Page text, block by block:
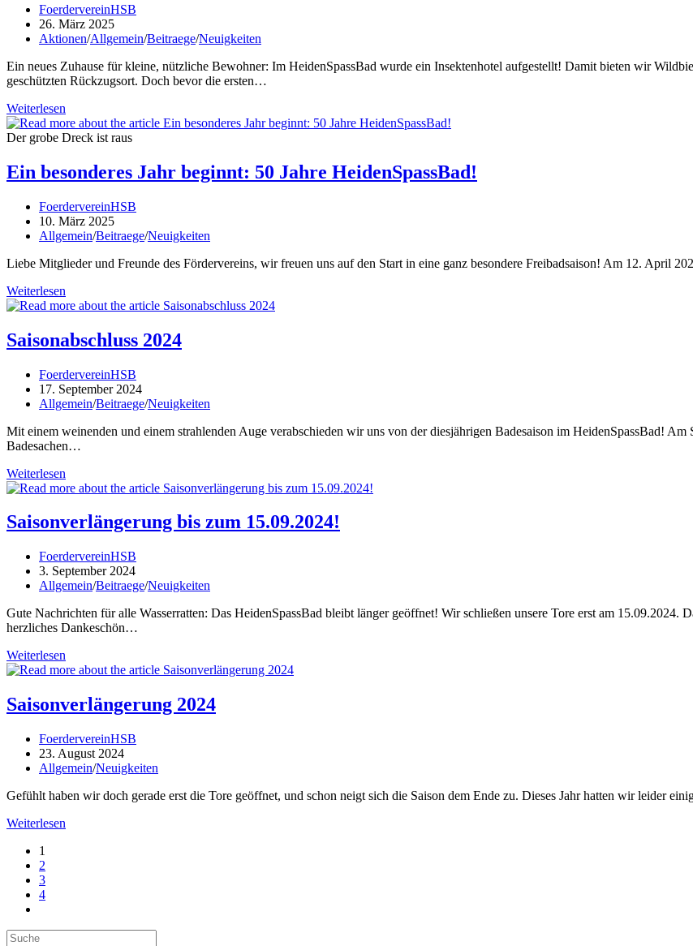
Schwätzchen
mit
den
einfach
dazu
Beitrags-
Autor:
FoerdervereinHSB
Beitrag
veröffentlicht:
26. März 2025
Beitrags-
Aktionen/Allgemein/Beitraege/Neuigkeiten
Ein neues Zuhause für kleine, nützliche Bewohner: Im HeidenSpassBad wurde ein Insektenhotel aufgestellt! Damit bieten wir
geschützten Rückzugsort. Doch bevor die ersten…
Weiterlesen
Insektenhotel
im
Macht
bei
der
Fertigstellung!
Der grobe Dreck ist raus
Ein besonderes Jahr beginnt: 50 Jahre HeidenSpassBad!
Beitrags-
Autor:
FoerdervereinHSB
Beitrag
veröffentlicht:
10. März 2025
Beitrags-
Allgemein/Beitraege/Neuigkeiten
Liebe Mitglieder und Freunde des Fördervereins, wir freuen uns auf den Start in eine ganz besondere Freibadsaison! Am 12. April
Weiterlesen
besonderes
beginnt:
50
HeidenSpassBad!
Saisonabschluss 2024
Beitrags-
Autor:
FoerdervereinHSB
Beitrag
veröffentlicht:
17. September 2024
Beitrags-
Allgemein/Beitraege/Neuigkeiten
Mit einem weinenden und einem strahlenden Auge verabschieden wir uns von der diesjährigen Badesaison im HeidenSpassBad!
Badesachen…
Weiterlesen
2024
Saisonverlängerung bis zum 15.09.2024!
Beitrags-
Autor:
FoerdervereinHSB
Beitrag
veröffentlicht:
3. September 2024
Beitrags-
Allgemein/Beitraege/Neuigkeiten
Gute Nachrichten für alle Wasserratten: Das HeidenSpassBad bleibt länger geöffnet! Wir schließen unsere Tore erst am
herzliches Dankeschön…
Weiterlesen
bis
15.09.2024!
Saisonverlängerung 2024
Beitrags-
Autor:
FoerdervereinHSB
Beitrag
veröffentlicht:
23. August 2024
Beitrags-
Allgemein/Neuigkeiten
Gefühlt haben wir doch gerade erst die Tore geöffnet, und schon neigt sich die Saison dem Ende zu. Dieses Jahr hatten wir leider
Weiterlesen
1
2
3
4
nächsten
Search